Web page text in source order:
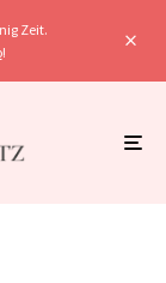
Zeit.
!